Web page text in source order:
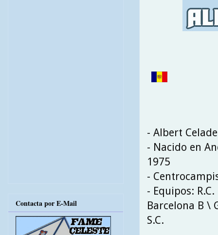
- Albert
- Nacido en
1975
-
- Equipos:
Barcelona B \
S.C.
Contacta por E-Mail